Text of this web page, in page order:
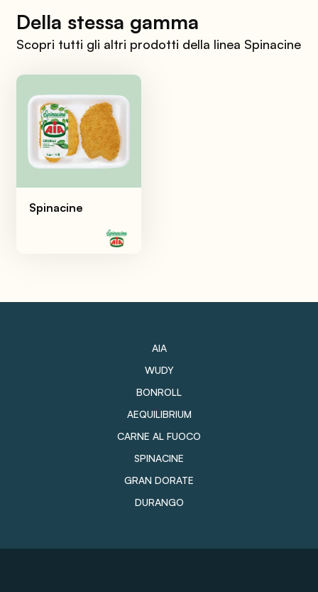
Della stessa gamma
Scopri tutti gli altri prodotti della linea Spinacine
Spinacine
AIA
WUDY
BONROLL
AEQUILIBRIUM
CARNE AL FUOCO
SPINACINE
GRAN DORATE
DURANGO